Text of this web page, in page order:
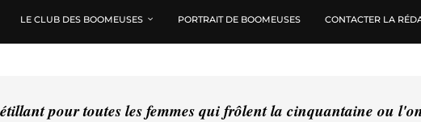
LE CLUB DES BOOMEUSES PORTRAIT DE BOOMEUSES CONTACTER LA
pour toutes les femmes qui frôlent la cinquantaine ou